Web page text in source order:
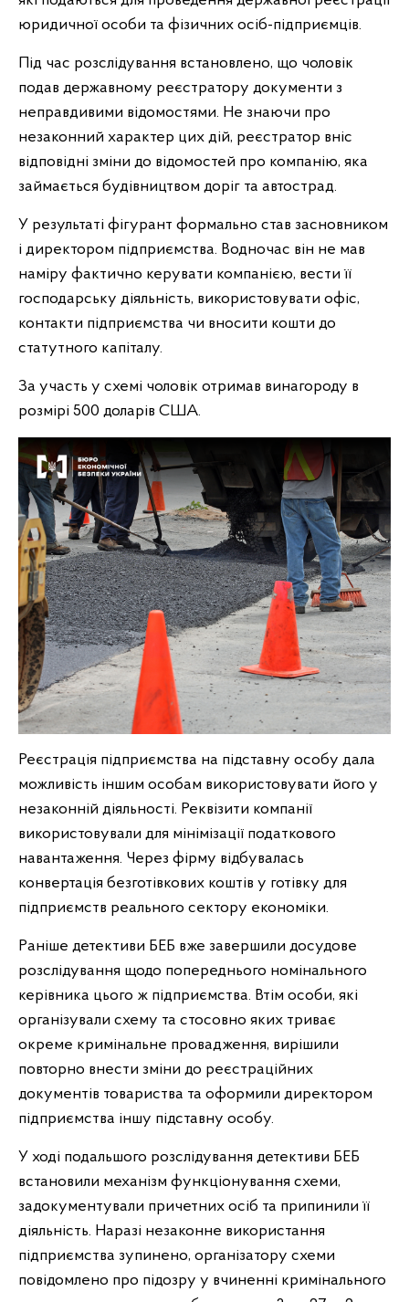
юридичної особи та фізичних осіб-підприємців.
Під час розслідування встановлено, що чоловік
подав державному реєстратору документи з
неправдивими відомостями. Не знаючи про
незаконний характер цих дій, реєстратор вніс
відповідні зміни до відомостей про компанію, яка
займається будівництвом доріг та автострад.
У результаті фігурант формально став засновником
і директором підприємства. Водночас він не мав
наміру фактично керувати компанією, вести її
господарську діяльність, використовувати офіс,
контакти підприємства чи вносити кошти до
статутного капіталу.
За участь у схемі чоловік отримав винагороду в
розмірі 500 доларів США.
Реєстрація підприємства на підставну особу дала
можливість іншим особам використовувати його у
незаконній діяльності. Реквізити компанії
використовували для мінімізації податкового
навантаження. Через фірму відбувалась
конвертація безготівкових коштів у готівку для
підприємств реального сектору економіки.
Раніше детективи БЕБ вже завершили досудове
розслідування щодо попереднього номінального
керівника цього ж підприємства. Втім особи, які
організували схему та стосовно яких триває
окреме кримінальне провадження, вирішили
повторно внести зміни до реєстраційних
документів товариства та оформили директором
підприємства іншу підставну особу.
У ході подальшого розслідування детективи БЕБ
встановили механізм функціонування схеми,
задокументували причетних осіб та припинили її
діяльність. Наразі незаконне використання
підприємства зупинено, організатору схеми
повідомлено про підозру у вчиненні кримінального